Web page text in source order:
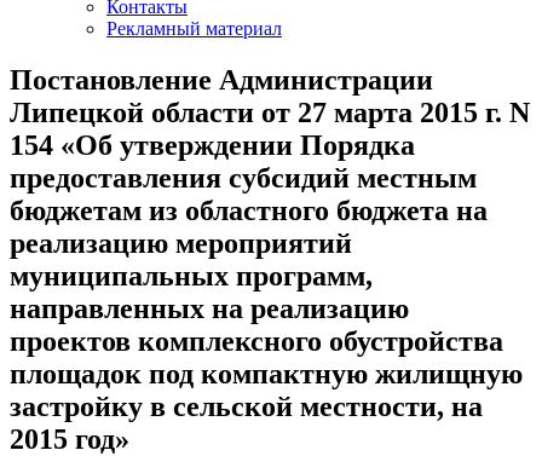
Контакты
Рекламный материал
Постановление Администрации
Липецкой области от 27 марта 2015 г. N
154 «Об утверждении Порядка
предоставления субсидий местным
бюджетам из областного бюджета на
реализацию мероприятий
муниципальных программ,
направленных на реализацию
проектов комплексного обустройства
площадок под компактную жилищную
застройку в сельской местности, на
2015 год»